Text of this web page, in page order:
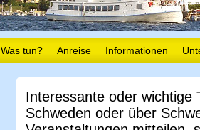
Was tun? Anreise Informationen
Interessante oder wichtige
Schweden oder über